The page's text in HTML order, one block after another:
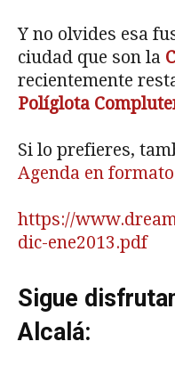
Y no olvides esa
ciudad que son la
recientemente
Políglota
Si lo prefieres,
Agenda en formato
https://
dic-ene2013.pdf
Sigue
Alcalá: